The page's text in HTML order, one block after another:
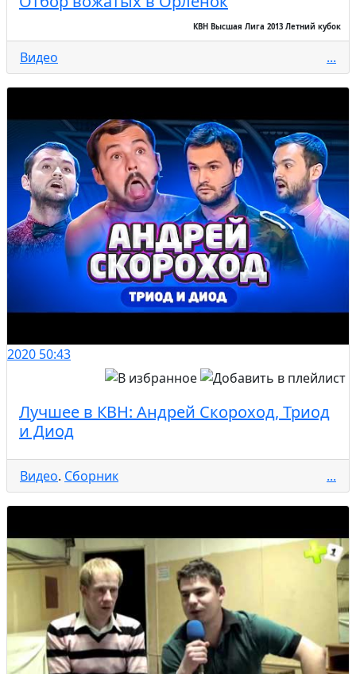
КВН Высшая Лига 2013 Летний кубок
Видео ...
2020 50:43
Лучшее в КВН: Андрей Скороход, Триод
и Диод
Видео. Cборник ...